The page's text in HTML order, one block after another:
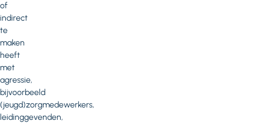
of
indirect
te
maken
heeft
met
agressie,
bijvoorbeeld
(jeugd)zorgmedewerkers,
leidinggevenden,